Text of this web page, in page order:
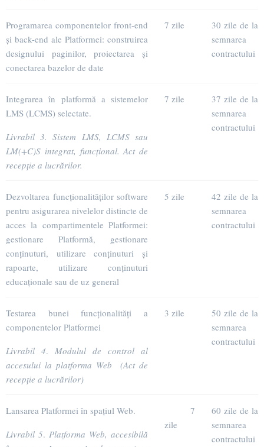
Programarea componentelor front-end
și back-end ale Platformei: construirea
designului paginilor, proiectarea și
conectarea bazelor de date
7 zile
30 zile de la
semnarea
contractului
Integrarea în platformă a sistemelor
LMS (LCMS) selectate.
Livrabil 3. Sistem LMS, LCMS sau
LM(+C)S integrat, funcțional. Act de
recepție a lucrărilor.
7 zile
37 zile de la
semnarea
contractului
Dezvoltarea funcționalităților software
pentru asigurarea nivelelor distincte de
acces la compartimentele Platformei:
gestionare Platformă, gestionare
conținuturi, utilizare conținuturi și
rapoarte, utilizare conținuturi
educaționale sau de uz general
5 zile
42 zile de la
semnarea
contractului
Testarea bunei funcționalități a
componentelor Platformei
Livrabil 4. Modulul de control al
accesului la platforma Web (Act de
recepție a lucrărilor)
3 zile
50 zile de la
semnarea
contractului
Lansarea Platformei în spațiul Web.
Livrabil 5. Platforma Web, accesibilă
7
zile
60 zile de la
semnarea
contractului